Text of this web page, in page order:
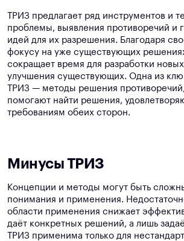
ТРИЗ предлагает ряд инструментов и
проблемы, выявления противоречий и
идей для их разрешения. Благодаря
фокусу на уже существующих
сокращает время для разработки
улучшения существующих. Одна из
ТРИЗ — методы решения
помогают найти решения,
требованиям обеих сторон.
Минусы ТРИЗ
Концепции и методы могут быть
понимания и применения.
области применения снижает
даёт конкретных решений, а лишь
ТРИЗ применима только для